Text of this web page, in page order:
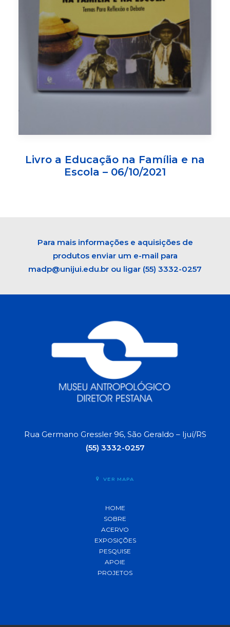
Livro a Educação na Família e na
Escola – 06/10/2021
Para mais informações e aquisições de
produtos enviar um e-mail para
madp@unijui.edu.br ou ligar (55) 3332-0257
Rua Germano Gressler 96, São Geraldo – Ijuí/RS
(55) 3332-0257
VER MAPA
HOME
SOBRE
ACERVO
EXPOSIÇÕES
PESQUISE
APOIE
PROJETOS